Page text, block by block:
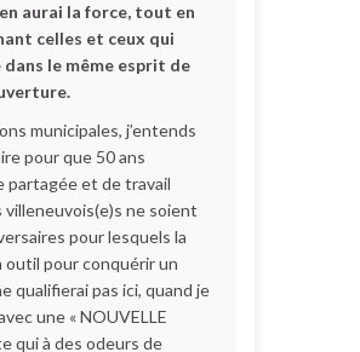
aurai la force, tout en
celles et ceux qui
le même esprit de
municipales, j’entends
pour que 50 ans
partagée et de travail
ne soient
pour lesquels la
outil pour conquérir un
qualifierai pas ici, quand je
une « NOUVELLE
qui à des odeurs de